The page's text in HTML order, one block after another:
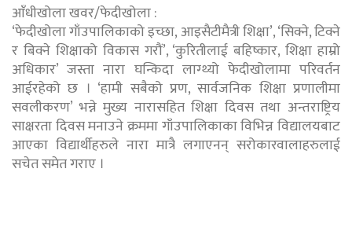
आँधीखोला खवर/फेदीखोला :
‘फेदीखोला गाँउपालिकाको इच्छा, आइसैटीमैत्री शिक्षा’, ‘सिक्ने, टिक्ने
र बिक्ने शिक्षाको विकास गरौं’, ‘कुरितीलाई बहिष्कार, शिक्षा हाम्रो
अधिकार’ जस्ता नारा घन्किदा लाग्थ्यो फेदीखोलामा परिवर्तन
आईरहेको छ । ‘हामी सबैको प्रण, सार्वजनिक शिक्षा प्रणालीमा
सवलीकरण’ भन्ने मुख्य नारासहित शिक्षा दिवस तथा अन्तराष्ट्रिय
साक्षरता दिवस मनाउने क्रममा गाँउपालिकाका विभिन्न विद्यालयबाट
आएका विद्यार्थीहरुले नारा मात्रै लगाएनन् सरोकारवालाहरुलाई
सचेत समेत गराए ।